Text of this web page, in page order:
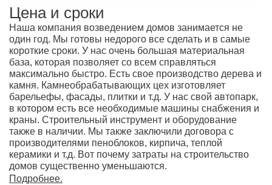
Цена и сроки
Наша компания возведением домов занимается не
один год. Мы готовы недорого все сделать и в самые
короткие сроки. У нас очень большая материальная
база, которая позволяет со всем справляться
максимально быстро. Есть свое производство дерева и
камня. Камнеобрабатывающих цех изготовляет
барельефы, фасады, плитки и т.д. У нас свой автопарк,
в котором есть все необходимые машины снабжения и
краны. Строительный инструмент и оборудование
также в наличии. Мы также заключили договора с
производителями пеноблоков, кирпича, теплой
керамики и т.д. Вот почему затраты на строительство
домов существенно уменьшаются.
Подробнее.